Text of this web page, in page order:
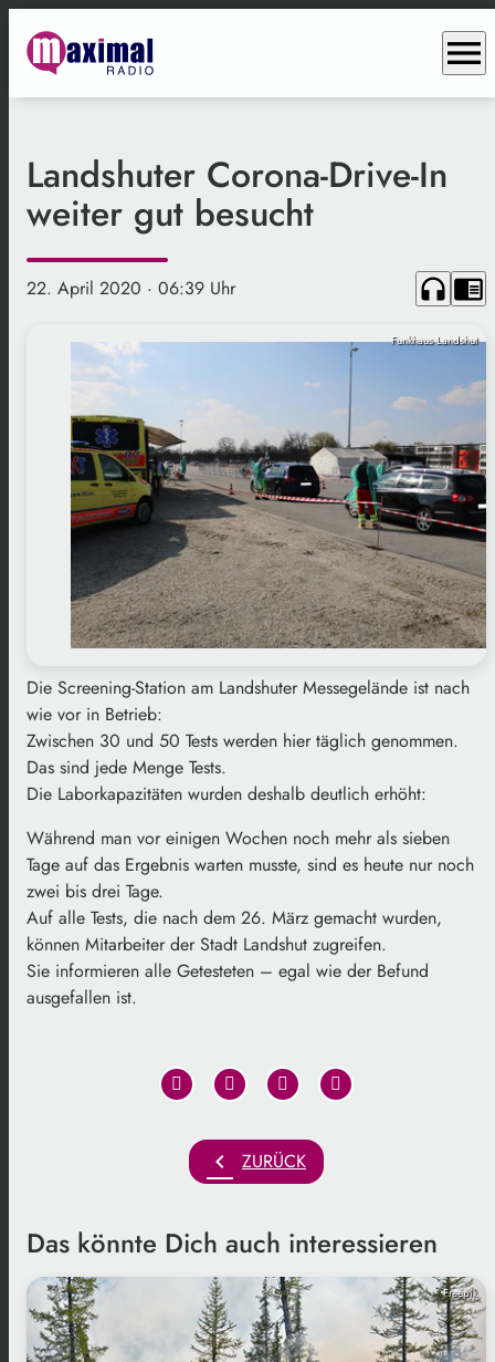
menu
Landshuter Corona-Drive-In
weiter gut besucht
22. April 2020 · 06:39 Uhr headphones chrome_reader_mode
Funkhaus Landshut
Die Screening-Station am Landshuter Messegelände ist nach
wie vor in Betrieb:
Zwischen 30 und 50 Tests werden hier täglich genommen.
Das sind jede Menge Tests.
Die Laborkapazitäten wurden deshalb deutlich erhöht:
Während man vor einigen Wochen noch mehr als sieben
Tage auf das Ergebnis warten musste, sind es heute nur noch
zwei bis drei Tage.
Auf alle Tests, die nach dem 26. März gemacht wurden,
können Mitarbeiter der Stadt Landshut zugreifen.
Sie informieren alle Getesteten – egal wie der Befund
ausgefallen ist.
chevron_left ZURÜCK
Das könnte Dich auch interessieren
Freepik